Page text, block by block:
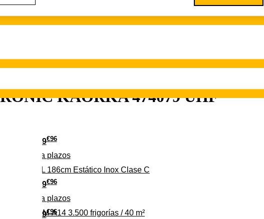
279€96
349€96
Pago a plazos
C 315L 186cm Estático Inox Clase C
369€96
Pago a plazos
CLIM-A14 3.500 frigorías / 40 m²
KAORKA 474079 UHF